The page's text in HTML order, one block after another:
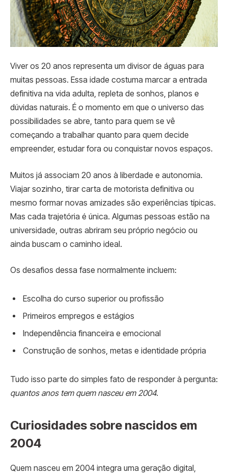
Viver os 20 anos representa um divisor de águas para
muitas pessoas. Essa idade costuma marcar a entrada
definitiva na vida adulta, repleta de sonhos, planos e
dúvidas naturais. É o momento em que o universo das
possibilidades se abre, tanto para quem se vê
começando a trabalhar quanto para quem decide
empreender, estudar fora ou conquistar novos espaços.
Muitos já associam 20 anos à liberdade e autonomia.
Viajar sozinho, tirar carta de motorista definitiva ou
mesmo formar novas amizades são experiências típicas.
Mas cada trajetória é única. Algumas pessoas estão na
universidade, outras abriram seu próprio negócio ou
ainda buscam o caminho ideal.
Os desafios dessa fase normalmente incluem:
Escolha do curso superior ou profissão
Primeiros empregos e estágios
Independência financeira e emocional
Construção de sonhos, metas e identidade própria
Tudo isso parte do simples fato de responder à pergunta:
quantos anos tem quem nasceu em 2004.
Curiosidades sobre nascidos em
2004
Quem nasceu em 2004 integra uma geração digital,